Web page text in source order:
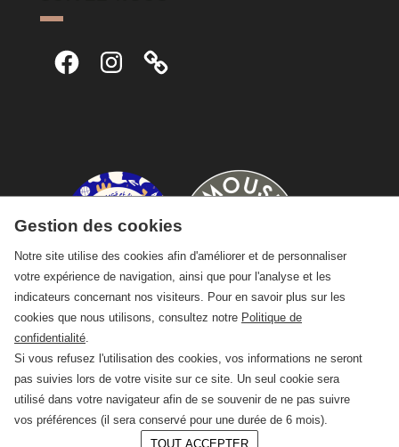
FacebookInstagram
Gestion des cookies
Notre site utilise des cookies afin d'améliorer et de personnaliser
votre expérience de navigation, ainsi que pour l'analyse et les
indicateurs concernant nos visiteurs. Pour en savoir plus sur les
cookies que nous utilisons, consultez notre Politique de
confidentialité
Si vous refusez l'utilisation des cookies, vos informations ne seront
pas suivies lors de votre visite sur ce site. Un seul cookie sera
utilisé dans votre navigateur afin de se souvenir de ne pas suivre
vos préférences (il sera conservé pour une durée de 6 mois).
TOUT ACCEPTER